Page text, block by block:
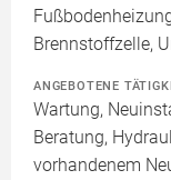
Brennstoffzelle,
ANGEBOTENE
Wartung,
Beratung,
vorhandenem